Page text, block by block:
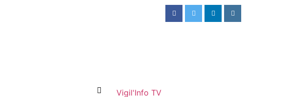
Vigil'Info TV